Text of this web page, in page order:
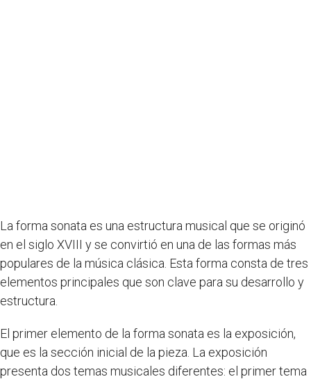
La forma sonata es una estructura musical que se originó
en el siglo XVIII y se convirtió en una de las formas más
populares de la música clásica. Esta forma consta de tres
elementos principales que son clave para su desarrollo y
estructura.
El primer elemento de la forma sonata es la exposición,
que es la sección inicial de la pieza. La exposición
presenta dos temas musicales diferentes: el primer tema